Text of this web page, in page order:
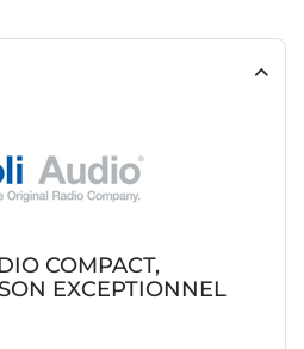
COMPACT,
EXCEPTIONNEL